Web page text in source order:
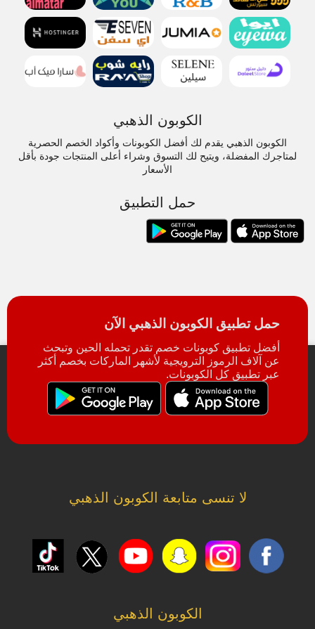
الكوبون الذهبي
الكوبون الذهبي يقدم لك أفضل الكوبونات وأكواد الخصم الحصرية
لمتاجرك المفضلة، ويتيح لك التسوق وشراء أعلى المنتجات جودة بأقل
الأسعار
حمل التطبيق
حمل تطبيق الكوبون الذهبي الآن
أفضل تطبيق كوبونات خصم تقدر تحمله الحين وتبحث
عن آلاف الرموز الترويجية لأشهر الماركات بخصم أكثر
عبر تطبيق كل الكوبونات.
لا تنسى متابعة الكوبون الذهبي
الكوبون الذهبي